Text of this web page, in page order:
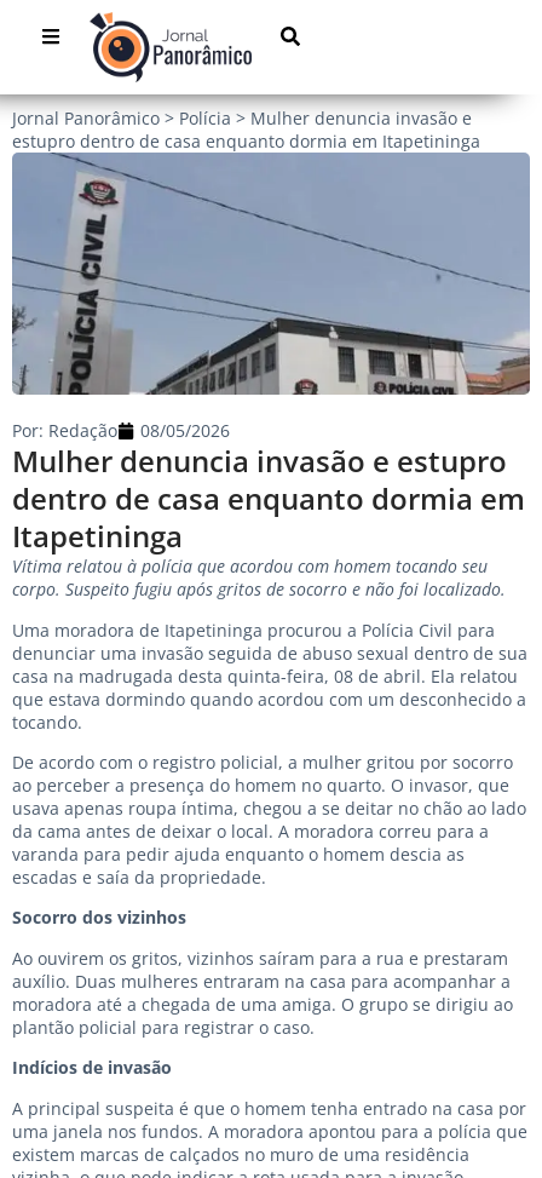
Jornal Panorâmico > Polícia > Mulher denuncia invasão e
estupro dentro de casa enquanto dormia em Itapetininga
Mulher denuncia invasão e estupro
dentro de casa enquanto dormia em
Itapetininga
Por: Redação 08/05/2026
Vítima relatou à polícia que acordou com homem tocando seu
corpo. Suspeito fugiu após gritos de socorro e não foi localizado.
Uma moradora de Itapetininga procurou a Polícia Civil para
denunciar uma invasão seguida de abuso sexual dentro de sua
casa na madrugada desta quinta-feira, 08 de abril. Ela relatou
que estava dormindo quando acordou com um desconhecido a
tocando.
De acordo com o registro policial, a mulher gritou por socorro
ao perceber a presença do homem no quarto. O invasor, que
usava apenas roupa íntima, chegou a se deitar no chão ao lado
da cama antes de deixar o local. A moradora correu para a
varanda para pedir ajuda enquanto o homem descia as
escadas e saía da propriedade.
Socorro dos vizinhos
Ao ouvirem os gritos, vizinhos saíram para a rua e prestaram
auxílio. Duas mulheres entraram na casa para acompanhar a
moradora até a chegada de uma amiga. O grupo se dirigiu ao
plantão policial para registrar o caso.
Indícios de invasão
A principal suspeita é que o homem tenha entrado na casa por
uma janela nos fundos. A moradora apontou para a polícia que
existem marcas de calçados no muro de uma residência